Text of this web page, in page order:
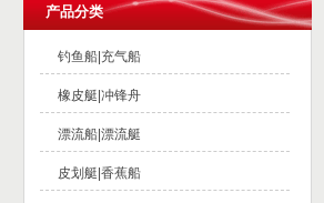
产品分类
钓鱼船|充气船
橡皮艇|冲锋舟
漂流船|漂流艇
皮划艇|香蕉船